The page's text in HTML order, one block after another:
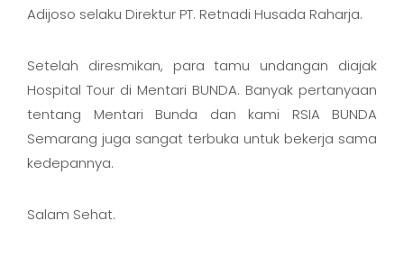
Adijoso selaku Direktur PT. Retnadi Husada Raharja.
Setelah diresmikan, para tamu undangan diajak
Hospital Tour di Mentari BUNDA. Banyak pertanyaan
tentang Mentari Bunda dan kami RSIA BUNDA
Semarang juga sangat terbuka untuk bekerja sama
kedepannya.
Salam Sehat.